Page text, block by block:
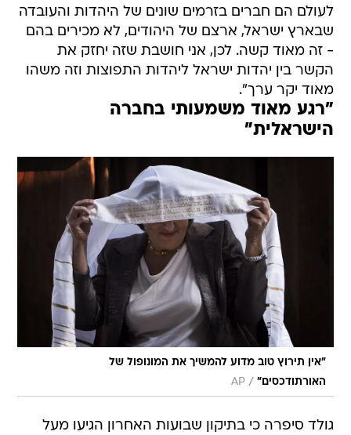
לעולם הם חברים בזרמים שונים של היהדות והעובדה
שבארץ ישראל, ארצם של היהודים, לא מכירים בהם
- זה מאוד קשה. לכן, אני חושבת שזה יחזק את
הקשר בין יהדות ישראל ליהדות התפוצות וזה משהו
מאוד יקר ערך".
"רגע מאוד משמעותי בחברה
הישראלית"
"אין תירוץ טוב מדוע להמשיך את המונופול של
האורתודכסים" /
AP
גולד סיפרה כי בתיקון שבועות האחרון הגיעו מעל